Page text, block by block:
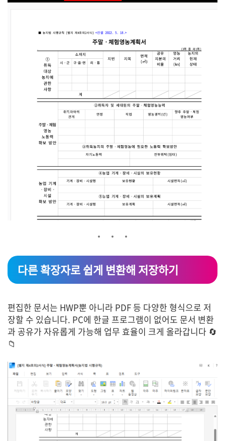
다른 확장자로 쉽게 변환해 저장하기
편집한 문서는 HWP뿐 아니라 PDF 등 다양한 형식으로 저
장할 수 있습니다. PC에 한글 프로그램이 없어도 문서 변환
과 공유가 자유롭게 가능해 업무 효율이 크게 올라갑니다 🔄
📁